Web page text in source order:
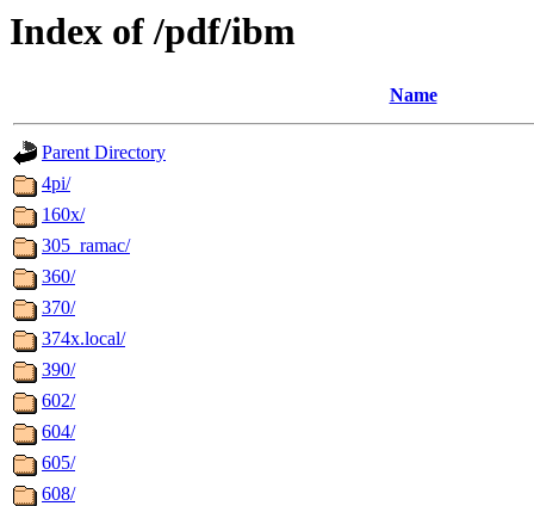
Index of /pdf/ibm
Name
Parent Directory
4pi/
160x/
305_ramac/
360/
370/
374x.local/
390/
602/
604/
605/
608/